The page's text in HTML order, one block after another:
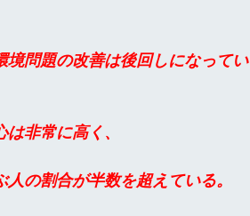
問題の改善は後回しになってい
非常に高く、
の割合が半数を超えている。